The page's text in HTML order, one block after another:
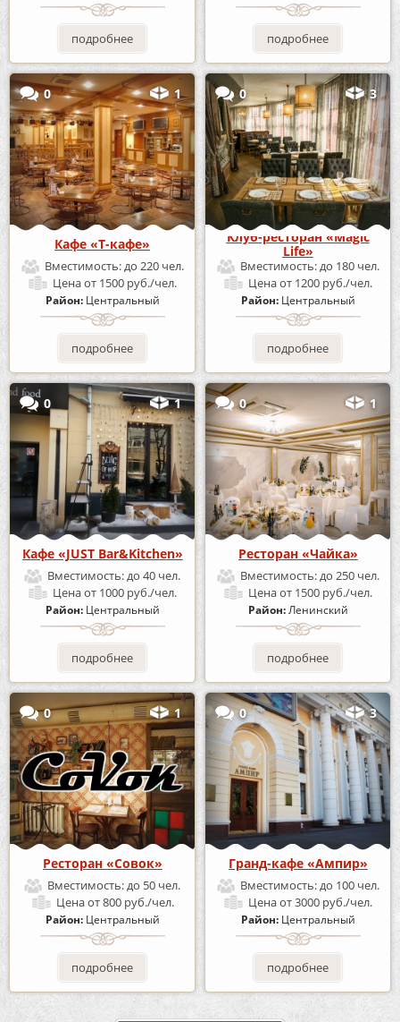
подробнее подробнее
0 1
Кафе «Т-кафе»
Вместимость:до 220 чел.
Ценаот 1500 руб./чел.
Район: Центральный
подробнее
0 3
Клуб-ресторан «Magic
Life»
Вместимость:до 180 чел.
Ценаот 1200 руб./чел.
Район: Центральный
подробнее
0 1
Кафе «JUST Bar&Kitchen»
Вместимость:до 40 чел.
Ценаот 1000 руб./чел.
Район: Центральный
подробнее
0 1
Ресторан «Чайка»
Вместимость:до 250 чел.
Ценаот 1500 руб./чел.
Район:Ленинский
подробнее
0 1
Ресторан «Совок»
Вместимость:до 50 чел.
Ценаот 800 руб./чел.
Район: Центральный
подробнее
0 3
Гранд-кафе «Ампир»
Вместимость:до 100 чел.
Ценаот 3000 руб./чел.
Район: Центральный
подробнее